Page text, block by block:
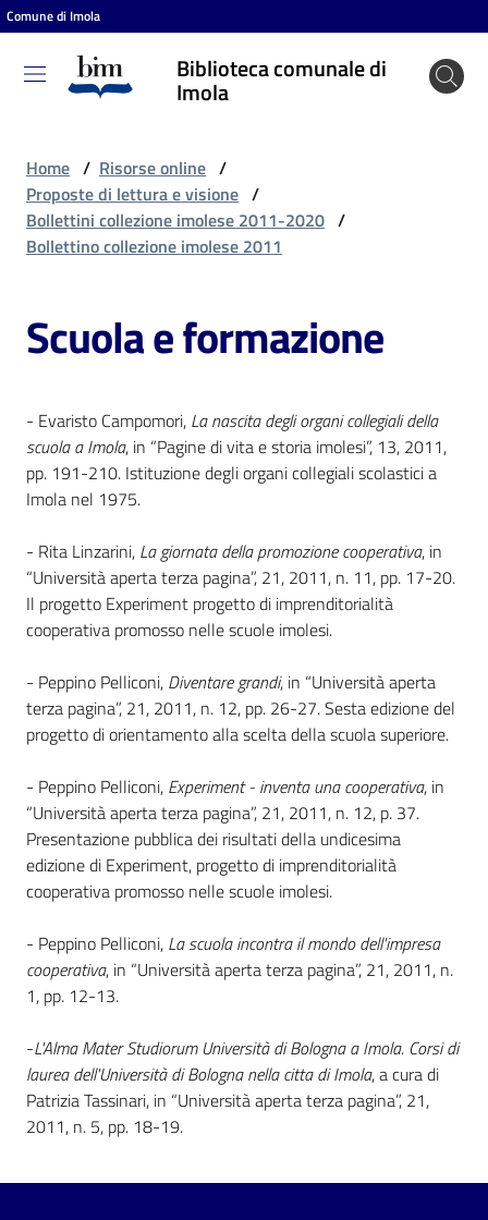
Vai al contenuto
Vai alla navigazione
Vai al footer
Comune di Imola
Biblioteca comunale di
Imola
Biblioteca
comunale
Entra
Cosa
puoi
Scopri
i
Risorse
online
Casa
Piani
Archivio
Decentrate
per
la
lettura
Home / Risorse online /
Proposte di lettura e visione /
Bollettini collezione imolese 2011-2020 /
Bollettino collezione imolese 2011
Scuola e formazione
- Evaristo Campomori, La nascita degli organi collegiali della
scuola a Imola, in “Pagine di vita e storia imolesi”, 13, 2011,
pp. 191-210. Istituzione degli organi collegiali scolastici a
Imola nel 1975.
- Rita Linzarini, La giornata della promozione cooperativa, in
“Università aperta terza pagina”, 21, 2011, n. 11, pp. 17-20.
Il progetto Experiment progetto di imprenditorialità
cooperativa promosso nelle scuole imolesi.
- Peppino Pelliconi, Diventare grandi, in “Università aperta
terza pagina”, 21, 2011, n. 12, pp. 26-27. Sesta edizione del
progetto di orientamento alla scelta della scuola superiore.
- Peppino Pelliconi, Experiment - inventa una cooperativa, in
“Università aperta terza pagina”, 21, 2011, n. 12, p. 37.
Presentazione pubblica dei risultati della undicesima
edizione di Experiment, progetto di imprenditorialità
cooperativa promosso nelle scuole imolesi.
- Peppino Pelliconi, La scuola incontra il mondo dell'impresa
cooperativa, in “Università aperta terza pagina”, 21, 2011, n.
1, pp. 12-13.
-L'Alma Mater Studiorum Università di Bologna a Imola. Corsi di
laurea dell'Università di Bologna nella citta di Imola, a cura di
Patrizia Tassinari, in “Università aperta terza pagina”, 21,
2011, n. 5, pp. 18-19.